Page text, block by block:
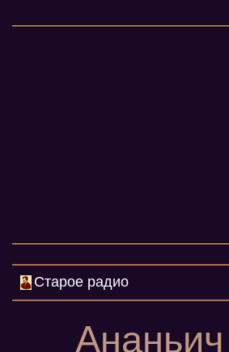
Старое радио